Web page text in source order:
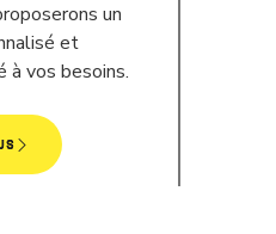
un
et
vos besoins.